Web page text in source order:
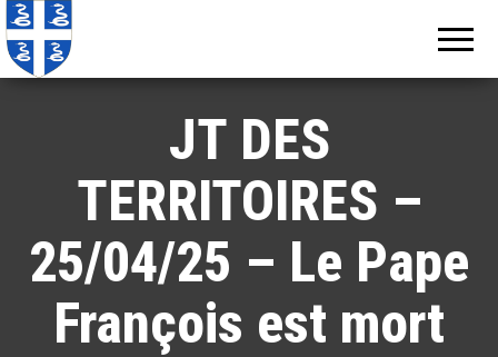
JT DES
TERRITOIRES –
25/04/25 – Le Pape
François est mort